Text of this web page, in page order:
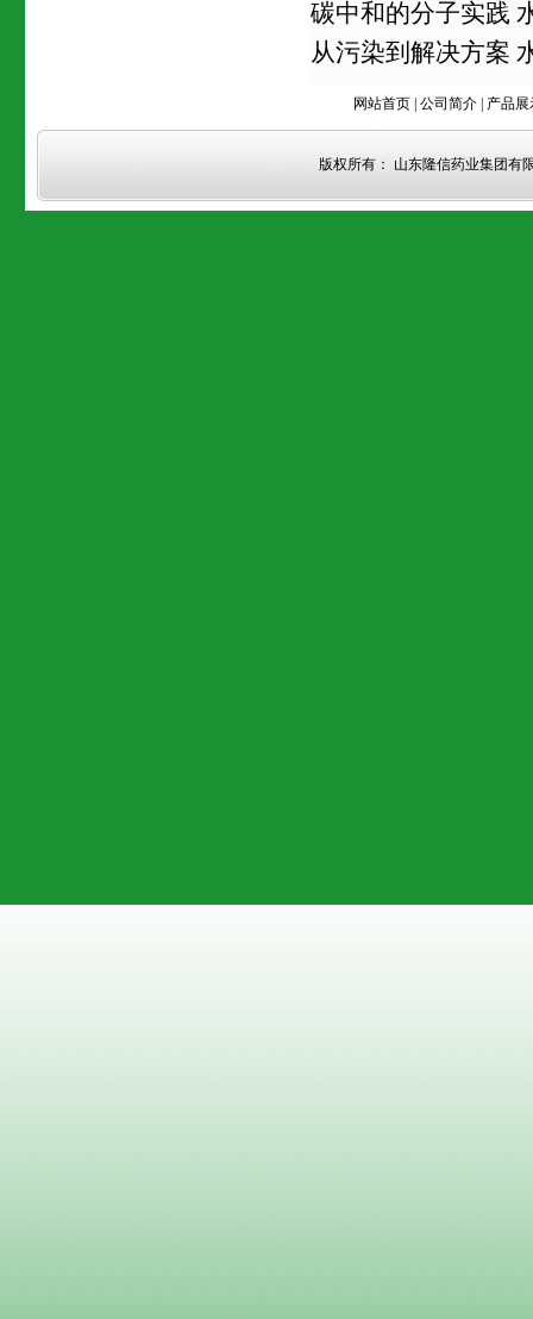
碳中和的分子实践
从污染到解决方案
网站首页| 公司简介| 产品展
版权所有： 山东隆信药业集团有